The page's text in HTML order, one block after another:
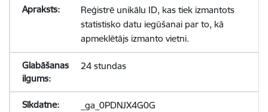
Reģistrē unikālu ID, kas tiek izmantots
statistisko datu iegūšanai par to, kā
apmeklētājs izmanto vietni.
24 stundas
_ga_0PDNJX4G0G